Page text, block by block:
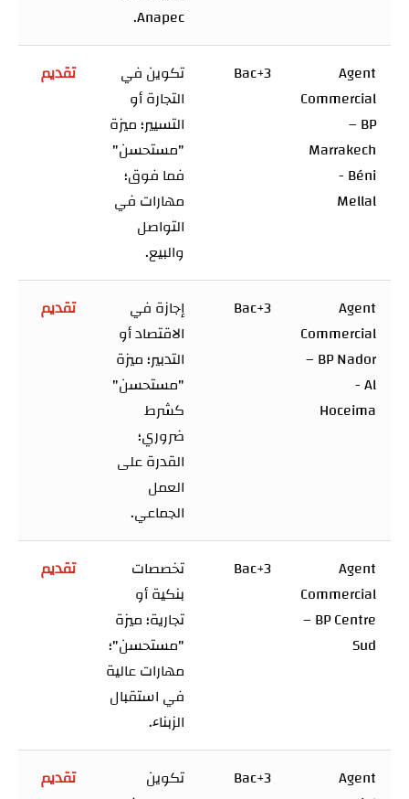
Anapec.
Agent
Commercial
– BP
Marrakech
- Béni
Mellal
Bac+3
تكوين في
التجارة أو
التسيير؛ ميزة
"مستحسن"
فما فوق؛
مهارات في
التواصل
والبيع.
تقديم
Agent
Commercial
– BP Nador
- Al
Hoceima
Bac+3
إجازة في
الاقتصاد أو
التدبير؛ ميزة
"مستحسن"
كشرط
ضروري؛
القدرة على
العمل
الجماعي.
تقديم
Agent
Commercial
– BP Centre
Sud
Bac+3
تخصصات
بنكية أو
تجارية؛ ميزة
"مستحسن"؛
مهارات عالية
في استقبال
الزبناء.
تقديم
Agent
Bac+3
تكوين
تقديم